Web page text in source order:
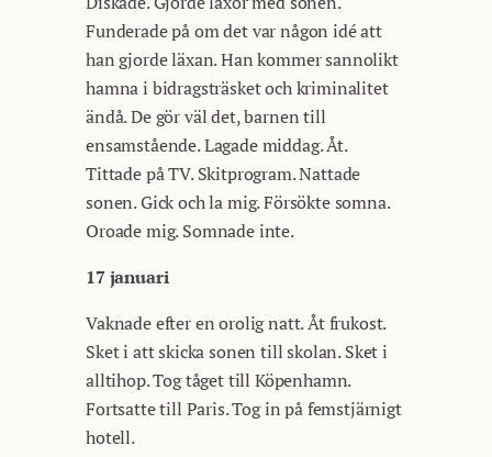
Funderade på om det var någon idé att
han gjorde läxan. Han kommer sannolikt
hamna i bidragsträsket och kriminalitet
ändå. De gör väl det, barnen till
ensamstående. Lagade middag. Åt.
Tittade på TV. Skitprogram. Nattade
sonen. Gick och la mig. Försökte somna.
Oroade mig. Somnade inte.
17 januari
Vaknade efter en orolig natt. Åt frukost.
Sket i att skicka sonen till skolan. Sket i
alltihop. Tog tåget till Köpenhamn.
Fortsatte till Paris. Tog in på femstjärnigt
hotell.